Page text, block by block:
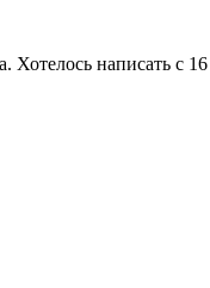
написать с 16